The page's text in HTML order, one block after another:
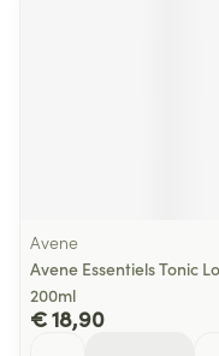
Avene
Avene Essentiels Tonic
200ml
€ 18,90